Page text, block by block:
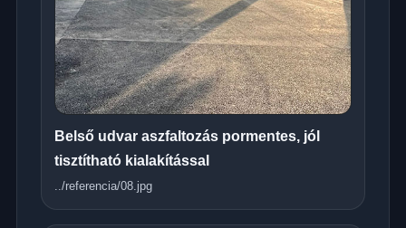
Belső udvar aszfaltozás pormentes, jól
tisztítható kialakítással
../referencia/08.jpg